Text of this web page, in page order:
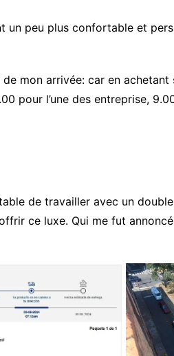
un peu plus confortable et
mon arrivée: car en
pour l’une des entreprise,
de travailler avec un
ce luxe. Qui me fut